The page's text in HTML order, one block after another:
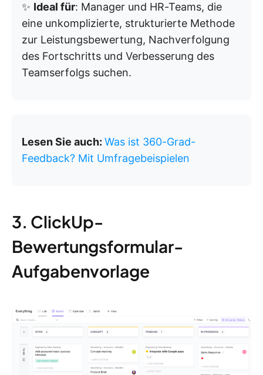
✨ Ideal für: Manager und HR-Teams, die
eine unkomplizierte, strukturierte Methode
zur Leistungsbewertung, Nachverfolgung
des Fortschritts und Verbesserung des
Teamserfolgs suchen.
Lesen Sie auch: Was ist 360-Grad-
Feedback? Mit Umfragebeispielen
3. ClickUp-
Bewertungsformular-
Aufgabenvorlage